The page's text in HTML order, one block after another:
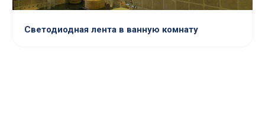
Светодиодная лента в ванную комнату